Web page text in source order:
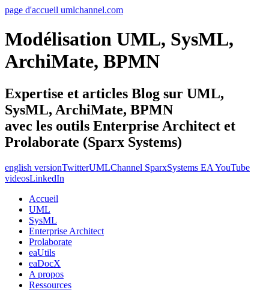
page d'accueil umlchannel.com
Modélisation UML, SysML,
ArchiMate, BPMN
Expertise et articles Blog sur UML,
SysML, ArchiMate, BPMN
avec les outils Enterprise Architect et
Prolaborate (Sparx Systems)
english versionTwitterUMLChannel SparxSystems EA YouTube
videosLinkedIn
Accueil
UML
SysML
Enterprise Architect
Prolaborate
eaUtils
eaDocX
A propos
Ressources